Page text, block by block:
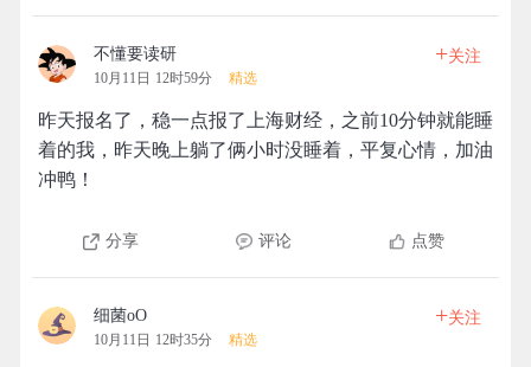
不懂要读研
10月11日 12时59分 精选
+关注
昨天报名了，稳一点报了上海财经，之前10分钟就能睡
着的我，昨天晚上躺了俩小时没睡着，平复心情，加油
冲鸭！
分享 评论 点赞
细菌oO
10月11日 12时35分 精选
+关注